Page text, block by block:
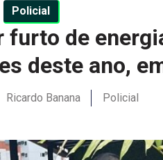
Policial
de
deste ano,
Ricardo Banana Policial